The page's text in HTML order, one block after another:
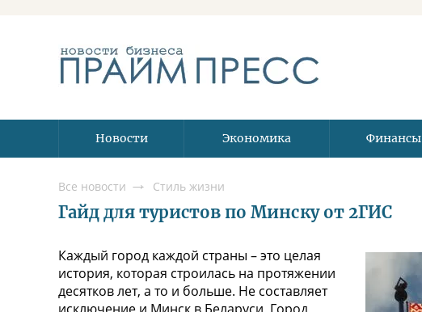
Новости Экономика Финансы
Все новости Стиль жизни
Гайд для туристов по Минску от 2ГИС
Каждый город каждой страны – это целая
история, которая строилась на протяжении
десятков лет, а то и больше. Не составляет